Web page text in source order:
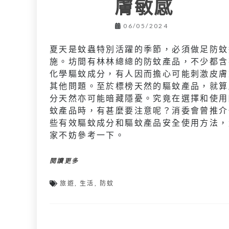
膚敏感
06/05/2024
夏天是蚊蟲特別活躍的季節，必須做足防
施。坊間有林林總總的防蚊產品，不少都含
化學驅蚊成分，有人因而擔心可能刺激皮膚
其他問題。至於標榜天然的驅蚊產品，就算
分天然亦可能暗藏隱憂。究竟在選擇和使
蚊產品時，有甚麼要注意呢？消委會曾推
些有效驅蚊成分和驅蚊產品安全使用方法，
家不妨參考一下。
閱讀更多
旅遊, 生活 , 防蚊